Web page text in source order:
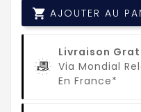
 AJOUTER AU
Livraison
Via Mondial
En France*